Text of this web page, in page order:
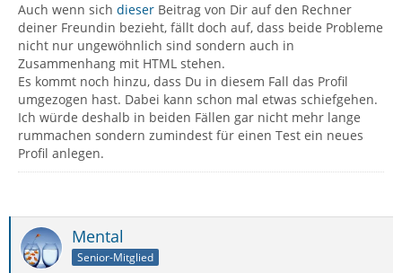
Auch wenn sich dieser Beitrag von Dir auf den Rechner
deiner Freundin bezieht, fällt doch auf, dass beide Probleme
nicht nur ungewöhnlich sind sondern auch in
Zusammenhang mit HTML stehen.
Es kommt noch hinzu, dass Du in diesem Fall das Profil
umgezogen hast. Dabei kann schon mal etwas schiefgehen.
Ich würde deshalb in beiden Fällen gar nicht mehr lange
rummachen sondern zumindest für einen Test ein neues
Profil anlegen.
Mental
Senior-Mitglied